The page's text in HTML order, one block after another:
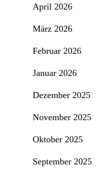
April 2026
März 2026
Februar 2026
Januar 2026
Dezember 2025
November 2025
Oktober 2025
September 2025